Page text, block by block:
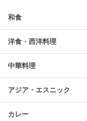
和食
洋食・西洋料理
中華料理
アジア・エスニック
カレー